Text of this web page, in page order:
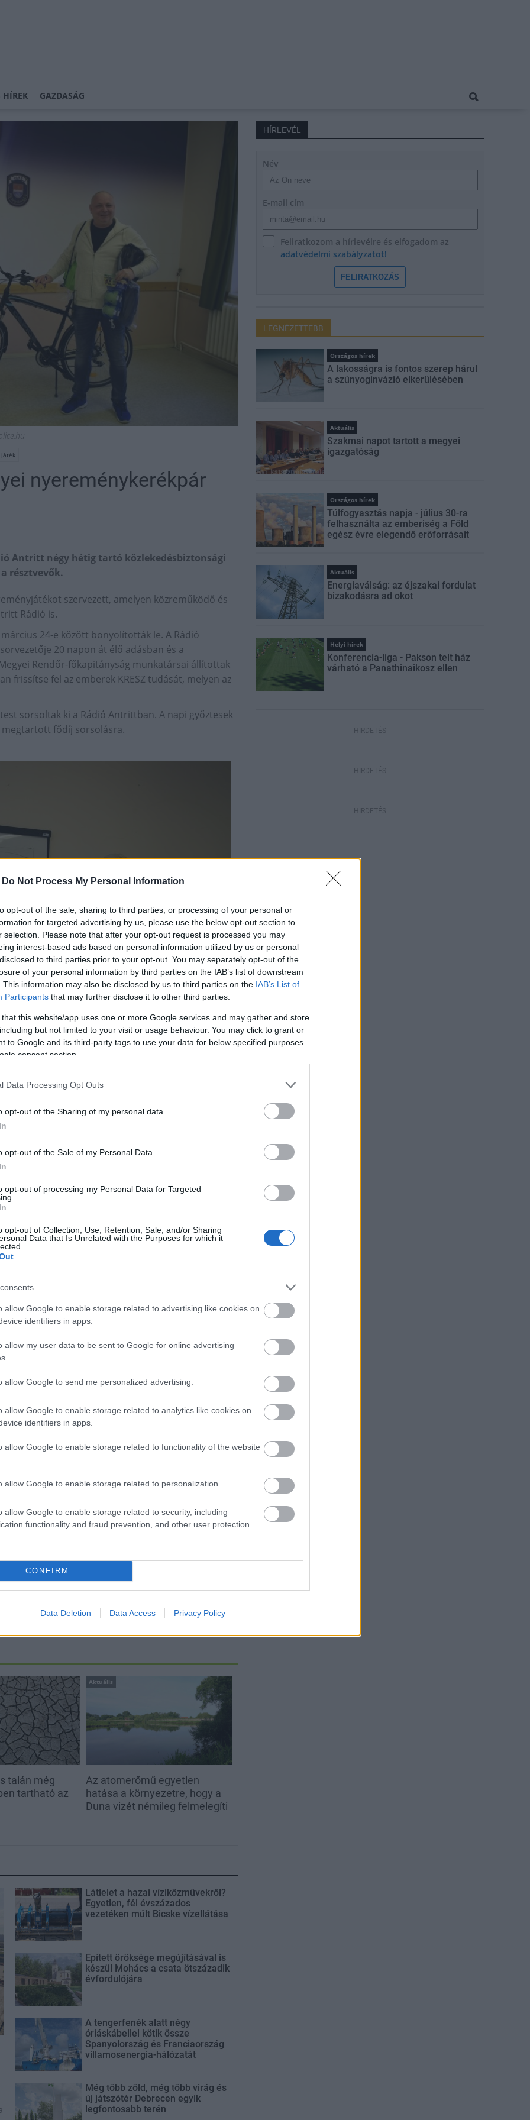
Do Not Process My Personal Information
opt-out of the sale, sharing to third parties, or processing of your personal or
for targeted advertising by us, please use the below opt-out section to
selection. Please note that after your opt-out request is processed you may
interest-based ads based on personal information utilized by us or personal
to third parties prior to your opt-out. You may separately opt-out of the
of your personal information by third parties on the IAB’s list of downstream
This information may also be disclosed by us to third parties on the IAB’s List of
Participants that may further disclose it to other third parties.
that this website/app uses one or more Google services and may gather and store
but not limited to your visit or usage behaviour. You may click to grant or
to Google and its third-party tags to use your data for below specified purposes
consent section.
Data Processing Opt Outs
opt-out of the Sharing of my personal data.
opt-out of the Sale of my Personal Data.
opt-out of processing my Personal Data for Targeted
opt-out of Collection, Use, Retention, Sale, and/or Sharing
Data that Is Unrelated with the Purposes for which it
allow Google to enable storage related to advertising like cookies on
identifiers in apps.
allow my user data to be sent to Google for online advertising
allow Google to send me personalized advertising.
allow Google to enable storage related to analytics like cookies on
identifiers in apps.
allow Google to enable storage related to functionality of the website
allow Google to enable storage related to personalization.
allow Google to enable storage related to security, including
functionality and fraud prevention, and other user protection.
CONFIRM
Data Deletion Data Access Privacy Policy
HÍREK GAZDASÁG
játék
nyereménykerékpár
Antritt négy hétig tartó közlekedésbiztonsági
résztvevők.
szervezett, amelyen közreműködő és
Rádió is.
24-e között bonyolították le. A Rádió
20 napon át élő adásban és a
Rendőr-főkapitányság munkatársai állítottak
frissítse fel az emberek KRESZ tudását, melyen az
sorsoltak ki a Rádió Antrittban. A napi győztesek
megtartott fődíj sorsolásra.
Dr. Kovács Zoltán, a kép jobb szélén Megyeri Zsolt
– a Tolna Megyei Rendőr-főkapitányság
Baleset-megelőzési Bizottság elnöke – húzta ki
kerékpár tulajdonosát.
a többi napi győztes sem maradt ajándék
közlekedésbiztonsági eszközöket tartalmazó
játék
talán még
tartható az
Aktuális
Az atomerőmű egyetlen
hatása a környezetre, hogy a
Duna vizét némileg felmelegíti
Látlelet a hazai víziközművekről?
Egyetlen, fél évszázados
vezetéken múlt Bicske vízellátása
Épített öröksége megújításával is
készül Mohács a csata ötszázadik
évfordulójára
A tengerfenék alatt négy
óriáskábellel kötik össze
Spanyolország és Franciaország
villamosenergia-hálózatát
Még több zöld, még több virág és
új játszótér Debrecen egyik
legfontosabb terén
HÍRLEVÉL
Név
E-mail cím
Feliratkozom a hírlevélre és elfogadom az
adatvédelmi szabályzatot!
FELIRATKOZÁS
LEGNÉZETTEBB
Országos hírek
A lakosságra is fontos szerep hárul
a szúnyoginvázió elkerülésében
Aktuális
Szakmai napot tartott a megyei
igazgatóság
Országos hírek
Túlfogyasztás napja - július 30-ra
felhasználta az emberiség a Föld
egész évre elegendő erőforrásait
Aktuális
Energiaválság: az éjszakai fordulat
bizakodásra ad okot
Helyi hírek
Konferencia-liga - Pakson telt ház
várható a Panathinaikosz ellen
HIRDETÉS
HIRDETÉS
HIRDETÉS